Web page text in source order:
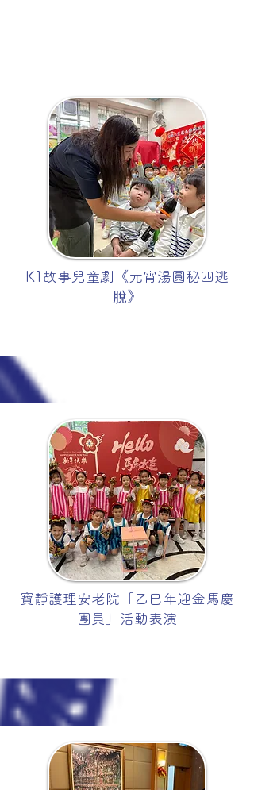
K1故事兒童劇《元宵湯圓秘四逃
脫》
寶靜護理安老院「乙巳年迎金馬慶
團員」活動表演